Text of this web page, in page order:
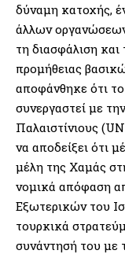
δύναμη κατοχής,
άλλων
τη διασφάλιση
προμήθειας
αποφάνθηκε ότι
συνεργαστεί με
Παλαιστίνιους
να αποδείξει ότι
μέλη της Χαμάς
νομικά απόφαση
Εξωτερικών του
τουρκικά
συνάντησή του με